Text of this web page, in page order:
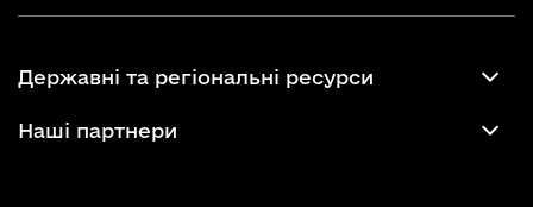
Державні та регіональні ресурси
Наші партнери